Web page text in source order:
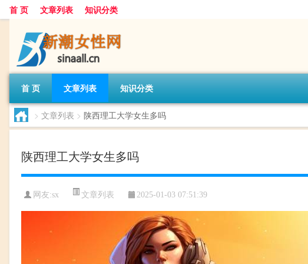
首 页 文章列表 知识分类
首 页 文章列表 知识分类
> 文章列表 > 陕西理工大学女生多吗
陕西理工大学女生多吗
网友:sx 文章列表 2025-01-03 07:51:39